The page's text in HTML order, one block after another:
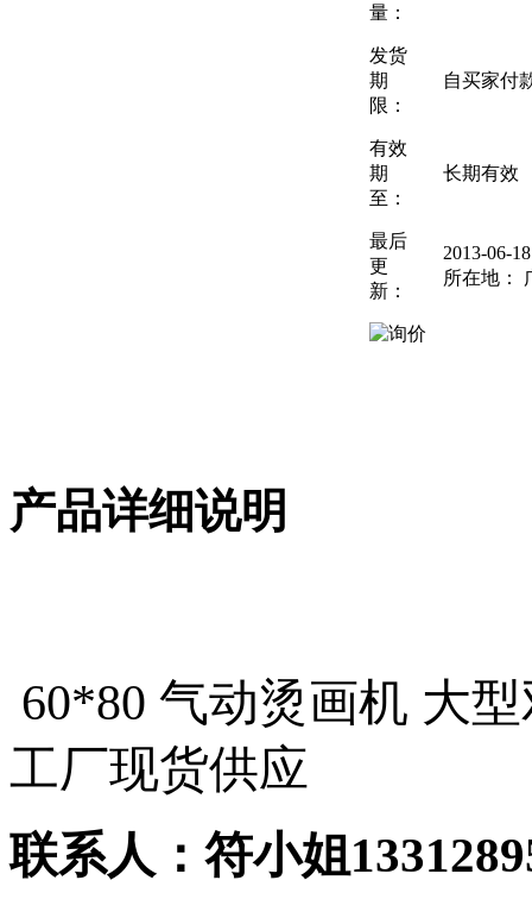
量：
发货
期
限：
自买家付
有效
期
至：
长期有效
最后
更
新：
2013-06-
所在地：
产品详细说明
60*80 气动烫画机 大
工厂现货供应
联系人：符小姐